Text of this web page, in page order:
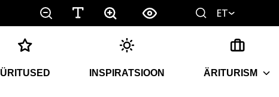
ET
ÜRITUSED INSPIRATSIOON ÄRITURISM